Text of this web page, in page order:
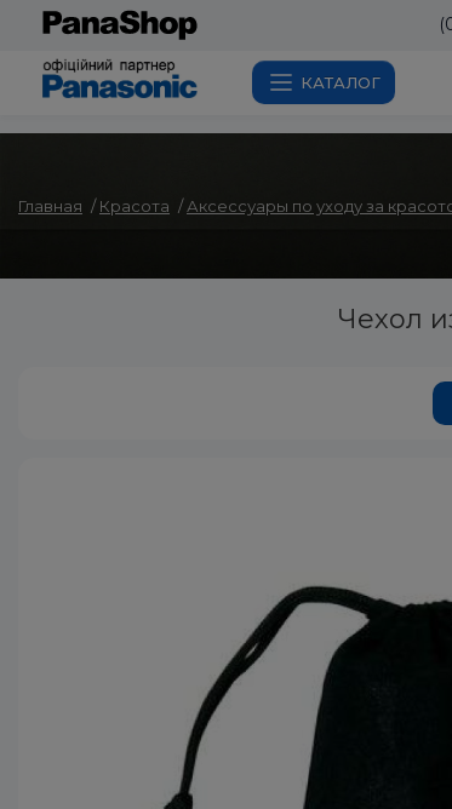
КАТАЛОГ
Главная Красота Аксессуары по уходу за
Чехол